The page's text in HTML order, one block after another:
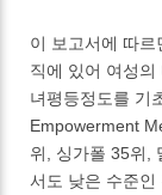
이 보고서에 따
직에 있어 여성
녀평등정도를 기
Empowerment
위, 싱가폴 35위,
서도 낮은 수준인